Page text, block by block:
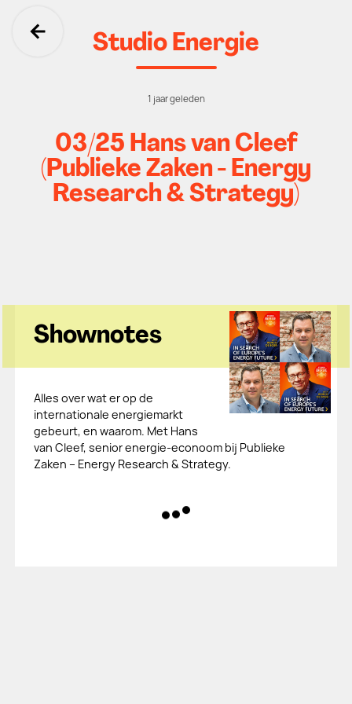
Ga terugStudio Energie
1 jaar geleden
03/25 Hans van Cleef
(Publieke Zaken - Energy
Research & Strategy)
Shownotes
Alles over wat er op de
internationale energiemarkt
gebeurt, en waarom. Met Hans
van Cleef, senior energie-econoom bij Publieke
Zaken – Energy Research & Strategy.